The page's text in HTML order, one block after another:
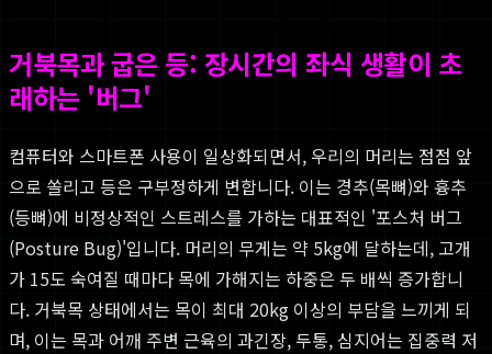
거북목과 굽은 등: 장시간의 좌식 생활이 초
래하는 '버그'
컴퓨터와 스마트폰 사용이 일상화되면서, 우리의 머리는 점점 앞
으로 쏠리고 등은 구부정하게 변합니다. 이는 경추(목뼈)와 흉추
(등뼈)에 비정상적인 스트레스를 가하는 대표적인 '포스처 버그
(Posture Bug)'입니다. 머리의 무게는 약 5kg에 달하는데, 고개
가 15도 숙여질 때마다 목에 가해지는 하중은 두 배씩 증가합니
다. 거북목 상태에서는 목이 최대 20kg 이상의 부담을 느끼게 되
며, 이는 목과 어깨 주변 근육의 과긴장, 두통, 심지어는 집중력 저